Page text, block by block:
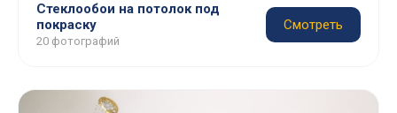
Стеклообои на потолок под
покраску
20 фотографий
Смотреть